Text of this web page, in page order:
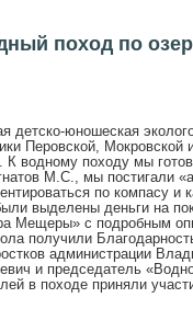
поход по
юношеская
Перовской,
водному походу мы
М.С., мы постигали
по компасу
выделены деньги на
Мещеры» с подробным
получили
администрации
и председатель
в походе приняли